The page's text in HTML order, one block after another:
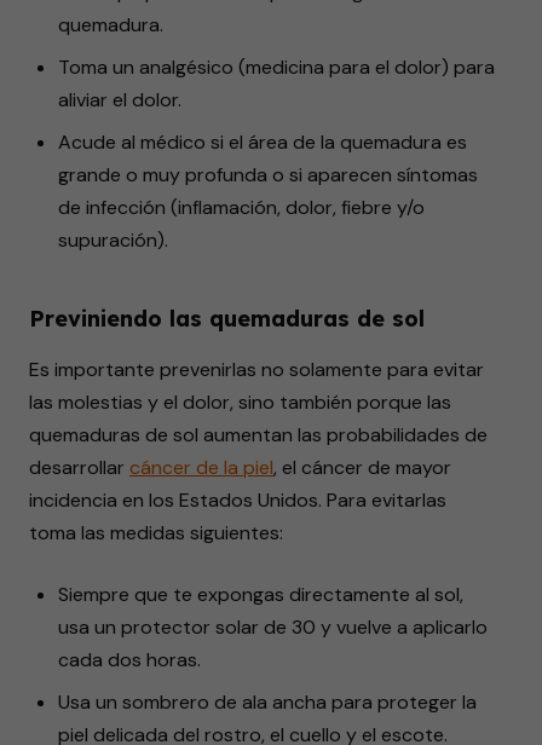
quemadura.
Toma un analgésico (medicina para el dolor) para
aliviar el dolor.
Acude al médico si el área de la quemadura es
grande o muy profunda o si aparecen síntomas
de infección (inflamación, dolor, fiebre y/o
supuración).
Previniendo las quemaduras de sol
Es importante prevenirlas no solamente para evitar
las molestias y el dolor, sino también porque las
quemaduras de sol aumentan las probabilidades de
desarrollar cáncer de la piel, el cáncer de mayor
incidencia en los Estados Unidos. Para evitarlas
toma las medidas siguientes:
Siempre que te expongas directamente al sol,
usa un protector solar de 30 y vuelve a aplicarlo
cada dos horas.
Usa un sombrero de ala ancha para proteger la
piel delicada del rostro, el cuello y el escote.